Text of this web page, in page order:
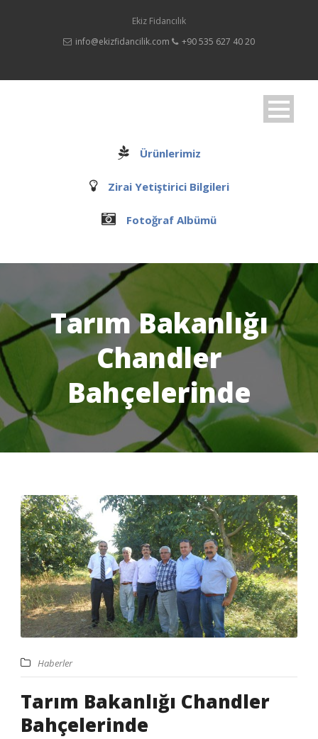
Ekiz Fidancılık
info@ekizfidancilik.com
+90 535 627 40 20
Ürünlerimiz
Zirai Yetiştirici Bilgileri
Fotoğraf Albümü
Tarım Bakanlığı
Chandler
Bahçelerinde
Haberler
Tarım Bakanlığı Chandler
Bahçelerinde